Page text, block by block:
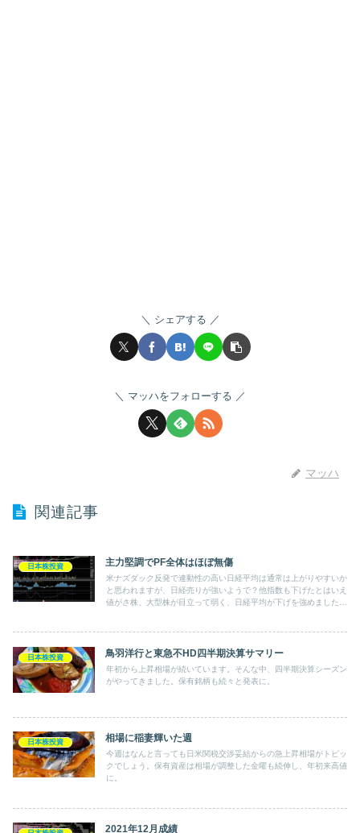
シェアする
マッハをフォローする
マッハ
関連記事
日本株投資 主力堅調でPF全体はほぼ無傷
米ナズダック反発で連動性の高い日経平均は通常は上がりやすいか
と思われますが、日経売りが強いようで？他指数も下げたとはいえ
値がさ株、大型株が目立って弱く、日経平均が下げを強めました。
日本株投資 鳥羽洋行と東急不HD四半期決算サマリー
年初から上昇相場が続いています。そんな中、四半期決算シーズン
がやってきました。保有銘柄も続々と発表に。
日本株投資 相場に稲妻輝いた週
今週はなんと言っても日米関税交渉妥結からの急上昇相場がトピッ
クでしょう。保有資産は相場が調整した金曜も続伸し、年初来高値
に。
2021年12月成績